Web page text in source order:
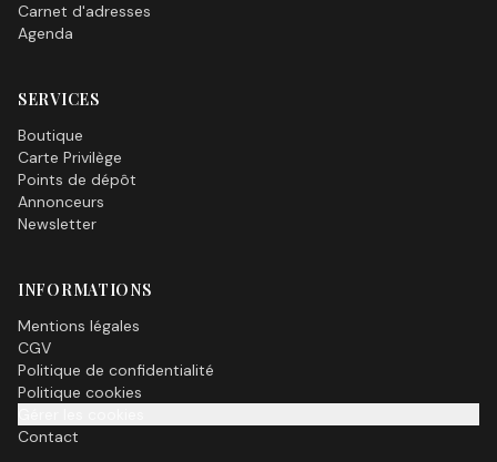
Carnet d'adresses
Agenda
SERVICES
Boutique
Carte Privilège
Points de dépôt
Annonceurs
Newsletter
INFORMATIONS
Mentions légales
CGV
Politique de confidentialité
Politique cookies
Contact